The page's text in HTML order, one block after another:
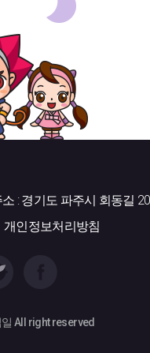
소 : 경기도 파주시 회동길
개인정보처리방침
All right reserved